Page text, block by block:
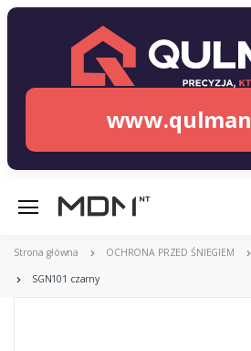
Strona główna OCHRONA PRZED ŚNIEGIEM
SGN101 czarny